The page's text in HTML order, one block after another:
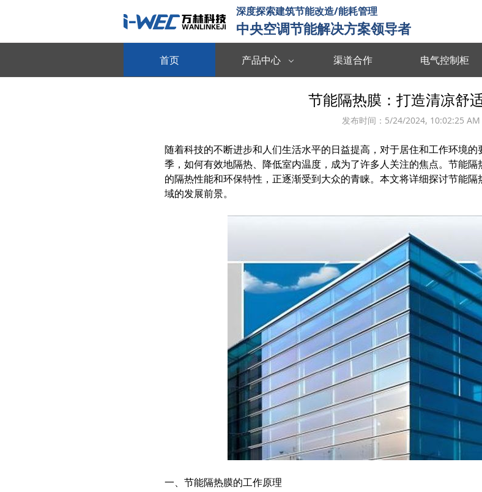
深度探索建筑节能改造/能耗管理
中央空调节能解决方案领导者
首页 产品中心
数据中台
海量数据集成/管理/分析/共享
动态数据采集 需求智能调控 多能源协同管理 运行习惯分析 数据驱动决策 提升管理效率
智慧节能
全维度能耗监测 自适应调节策略 设计与运维联
智慧暖通
监控运行状态 识别安全隐患 提升设备效率
档案管理 库房环控 数字化加工整理
分体空调
远程自动控制 统一集中管理 自动调节温度
渠道合作 电气控制柜
节能隔热膜：打造清凉舒
发布时间： 5/24/2024, 10:02:25 AM
随着科技的不断进步和人们生活水平的日益提高，对于居住和工作环境
季，如何有效地隔热、降低室内温度，成为了许多人关注的焦点。节能
的隔热性能和环保特性，正逐渐受到大众的青睐。本文将详细探讨节能
域的发展前景。
一、节能隔热膜的工作原理